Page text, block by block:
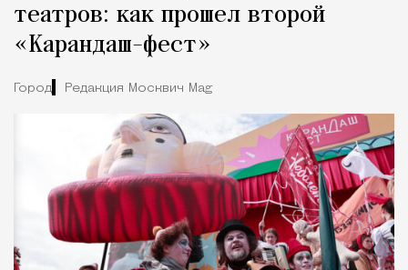
театров: как прошел второй
«Карандаш-фест»
Город Редакция Москвич Mag